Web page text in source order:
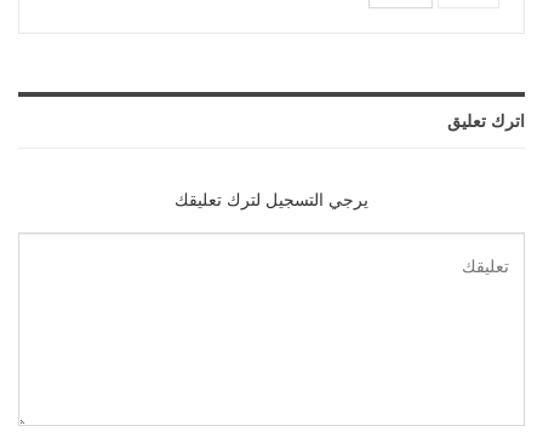
اترك تعليق
يرجي التسجيل لترك تعليقك